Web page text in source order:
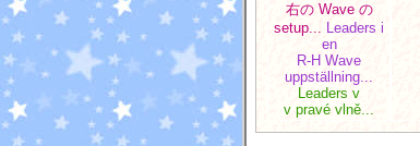
右の Wave の
setup... Leaders i
en
R-H Wave
uppställning...
Leaders v
v pravé vlně...